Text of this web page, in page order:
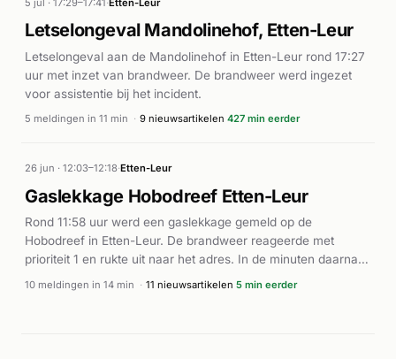
een waterwerper in. De brand werd ter plaatse onder
controle gebracht. Er zijn geen gewonden gemeld.
Letselongeval Mandolinehof, Etten-Leur
Letselongeval aan de Mandolinehof in Etten-Leur rond 17:27
uur met inzet van brandweer. De brandweer werd ingezet
voor assistentie bij het incident.
5 meldingen in 11 min · 9 nieuwsartikelen 427 min eerder
26 jun · 12:03–12:18·Etten-Leur
Gaslekkage Hobodreef Etten-Leur
Rond 11:58 uur werd een gaslekkage gemeld op de
Hobodreef in Etten-Leur. De brandweer reageerde met
prioriteit 1 en rukte uit naar het adres. In de minuten daarna
werden meerdere meldingen van dezelfde gaslucht
10 meldingen in 14 min · 11 nieuwsartikelen 5 min eerder